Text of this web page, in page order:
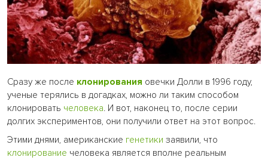
Сразу же после клонирования овечки Долли в 1996 году,
ученые терялись в догадках, можно ли таким способом
клонировать человека. И вот, наконец то, после серии
долгих экспериментов, они получили ответ на этот вопрос.
Этими днями, американские генетики заявили, что
клонирование человека является вполне реальным